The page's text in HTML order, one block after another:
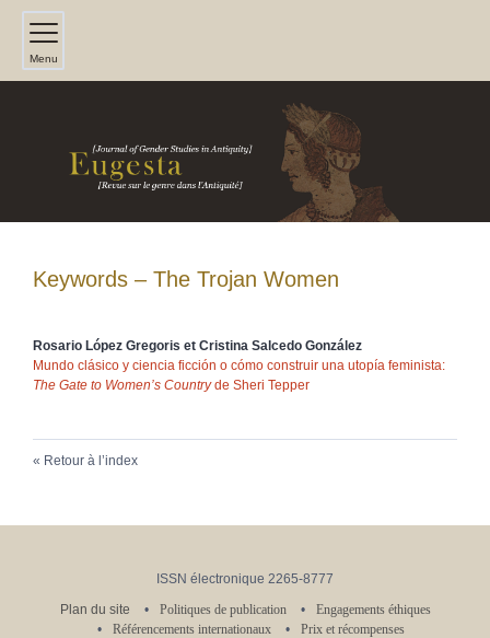
Menu
Keywords – The Trojan Women
Rosario López Gregoris et Cristina Salcedo González
Mundo clásico y ciencia ficción o cómo construir una utopía feminista:
The Gate to Women’s Countryde Sheri Tepper
Retour à l’index
ISSN électronique 2265-8777
Plan du site
Politiques de publication
Engagements éthiques
Référencements internationaux
Prix et récompenses